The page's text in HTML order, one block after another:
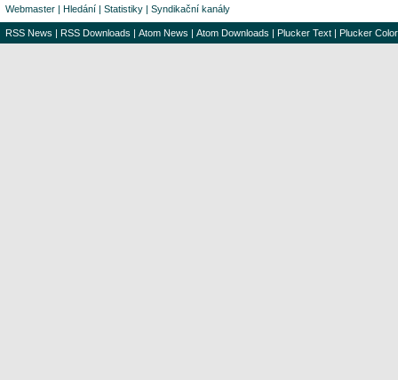
Webmaster | Hledání | Statistiky | Syndikační kanály
RSS News | RSS Downloads | Atom News | Atom Downloads | Plucker Text | Plucker Color